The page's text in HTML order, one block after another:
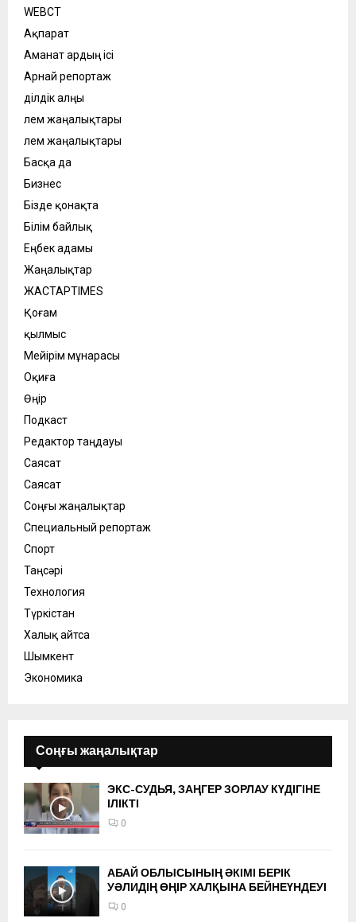
WEBСӘТ
Ақпарат
Аманат ардың ісі
Арнай репортаж
Әділдік алңы
Әлем жаңалықтары
Әлем жаңалықтары
Басқа да
Бизнес
Бізде қонақта
Білім байлық
Еңбек адамы
Жаңалықтар
ЖАСТАРTIMES
Қоғам
қылмыс
Мейірім мұнарасы
Оқиға
Өңір
Подкаст
Редактор таңдауы
Саясат
Саясат
Соңғы жаңалықтар
Специальный репортаж
Спорт
Таңсәрі
Технология
Түркістан
Халық айтса
Шымкент
Экономика
Соңғы жаңалықтар
ЭКС-СУДЬЯ, ЗАҢГЕР ЗОРЛАУ КҮДІГІНЕ
ІЛІКТІ
0
АБАЙ ОБЛЫСЫНЫҢ ӘКІМІ БЕРІК
УӘЛИДІҢ ӨҢІР ХАЛҚЫНА БЕЙНЕҮНДЕУІ
0